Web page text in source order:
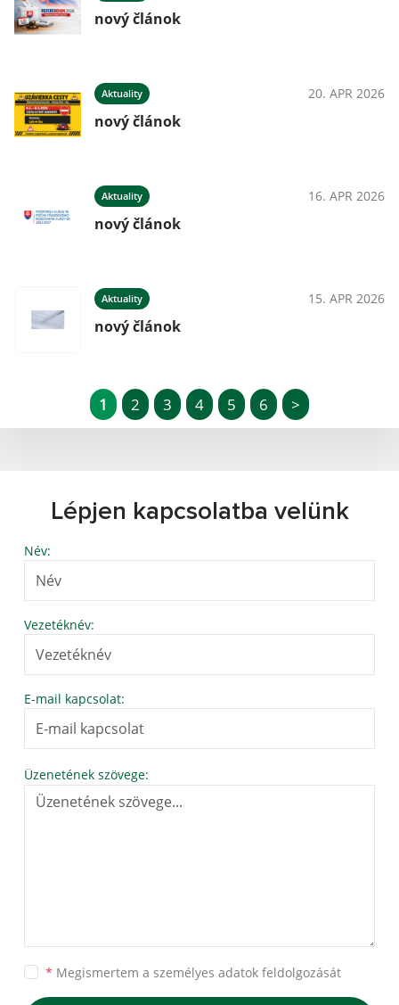
nový článok
Aktuality 20. APR 2026
nový článok
Aktuality 16. APR 2026
nový článok
Aktuality 15. APR 2026
nový článok
1 2 3 4 5 6 >
Lépjen kapcsolatba velünk
Név:
Vezetéknév:
E-mail kapcsolat:
Üzenetének szövege:
* Megismertem a személyes adatok feldolgozását